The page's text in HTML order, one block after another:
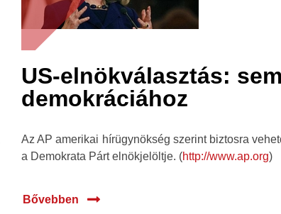
US-elnökválasztás:
demokráciához
Az AP amerikai hírügynökség szerint biztosra
a Demokrata Párt elnökjelöltje. (http://www.ap.org)
Bővebben